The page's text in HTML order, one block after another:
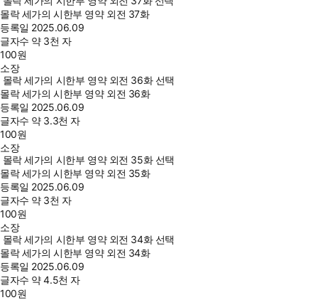
몰락 세가의 시한부 영약 외전 37화
등록일 2025.06.09
글자수 약 3천 자
100원
소장
몰락 세가의 시한부 영약 외전 36화 선택
몰락 세가의 시한부 영약 외전 36화
등록일 2025.06.09
글자수 약 3.3천 자
100원
소장
몰락 세가의 시한부 영약 외전 35화 선택
몰락 세가의 시한부 영약 외전 35화
등록일 2025.06.09
글자수 약 3천 자
100원
소장
몰락 세가의 시한부 영약 외전 34화 선택
몰락 세가의 시한부 영약 외전 34화
등록일 2025.06.09
글자수 약 4.5천 자
100원